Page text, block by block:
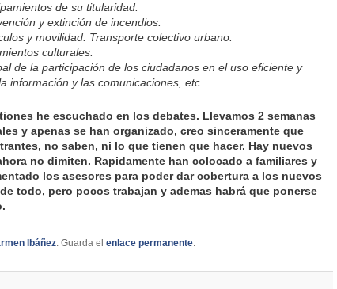
de su titularidad.
y extinción de incendios.
y movilidad. Transporte colectivo urbano.
culturales.
de la participación de los ciudadanos en el uso eficiente y
información y las comunicaciones, etc.
he escuchado en los debates. Llevamos 2 semanas
y apenas se han organizado, creo sinceramente que
no saben, ni lo que tienen que hacer. Hay nuevos
no dimiten. Rapidamente han colocado a familiares y
los asesores para poder dar cobertura a los nuevos
todo, pero pocos trabajan y ademas habrá que ponerse
Ibáñez. Guarda el enlace permanente.